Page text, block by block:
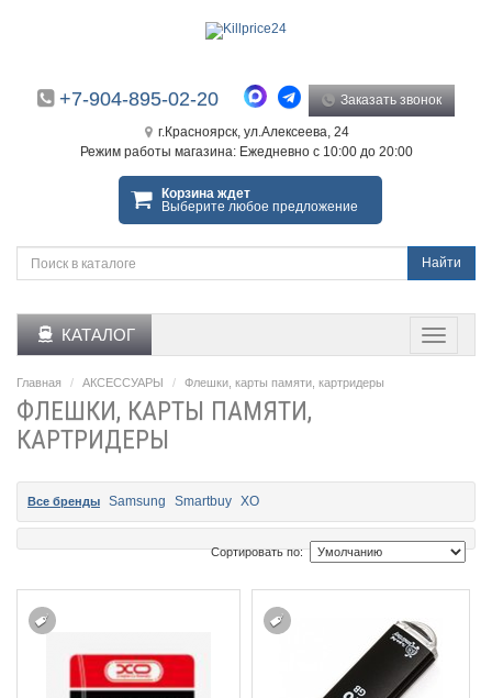
+7-904-895-02-20 Заказать звонок
г.Красноярск, ул.Алексеева, 24
Режим работы магазина: Ежедневно с 10:00 до 20:00
Корзина ждет
Выберите любое предложение
Найти
КАТАЛОГ
Главная АКСЕССУАРЫ Флешки, карты памяти, картридеры
ФЛЕШКИ, КАРТЫ ПАМЯТИ,
КАРТРИДЕРЫ
Все бренды Samsung Smartbuy XO
Сортировать по: